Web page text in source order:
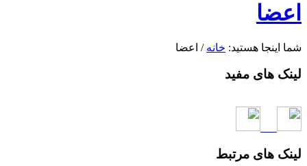
اعضا
شما اینجا هستید: خانه / اعضا
لینک های مفید
لینک های مرتبط